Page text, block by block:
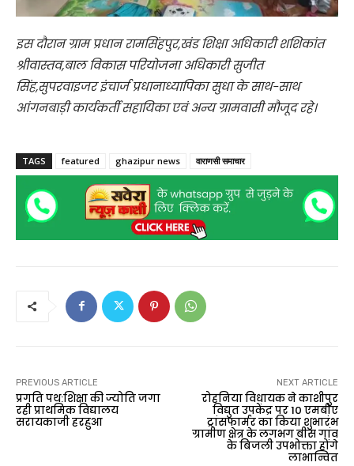
इस दौरान ग्राम प्रधान रामसिंहपुर,खंड शिक्षा अधिकारी शशिकांत
श्रीवास्तव,बाल विकास परियोजना अधिकारी सुजीत
सिंह,सुपरवाइजर इंचार्ज प्रधानाध्यापिका सुधा के साथ-साथ
आंगनबाड़ी कार्यकर्ती सहायिका एवं अन्य ग्रामवासी मौजूद रहे।
TAGS featured ghazipur news वाराणसी समाचार
PREVIOUS ARTICLE
प्रगति पथ:शिक्षा की ज्योति जगा
रही प्राथमिक विद्यालय
सरायकाजी हरहुआ
NEXT ARTICLE
रोहनिया विधायक ने काशीपुर
विद्युत उपकेंद्र पर 10 एमबीए
ट्रांसफार्मर का किया शुभारंभ
ग्रामीण क्षेत्र के लगभग बीस गांव
के बिजली उपभोक्ता होंगे
लाभान्वित